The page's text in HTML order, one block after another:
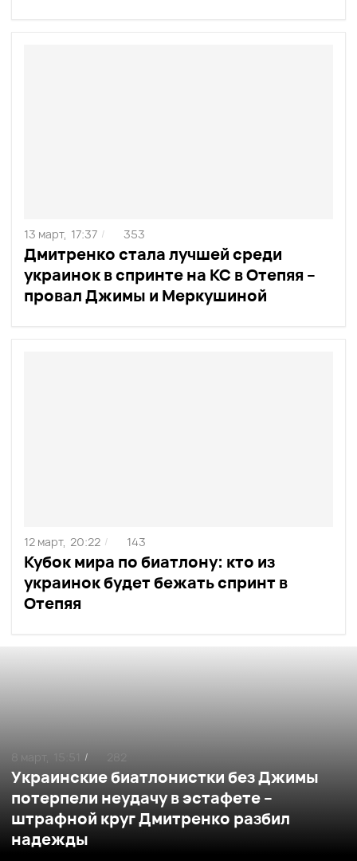
Дмитренко стала лучшей среди
украинок в спринте на КС в Отепяя –
провал Джимы и Меркушиной
13 март, 17:37 / 353
Кубок мира по биатлону: кто из
украинок будет бежать спринт в
Отепяя
12 март, 20:22 / 143
Украинские биатлонистки без Джимы
потерпели неудачу в эстафете –
штрафной круг Дмитренко разбил
надежды
8 март, 15:51 / 282